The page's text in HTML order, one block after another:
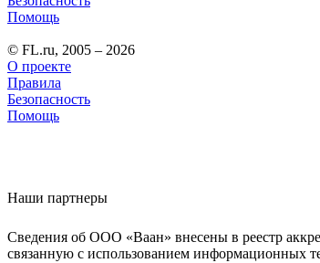
Помощь
© FL.ru, 2005 – 2026
О проекте
Правила
Безопасность
Помощь
Наши партнеры
Сведения об ООО «Ваан» внесены в реестр
связанную с использованием информационных